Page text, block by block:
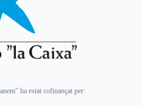
ha estat cofinançat per: